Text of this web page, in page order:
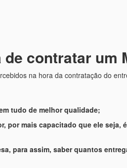
contratar um
na hora da contratação do
tudo de melhor qualidade;
por mais capacitado que ele seja,
para assim, saber quantos